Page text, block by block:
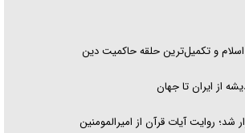
و تکمیل‌ترین حلقه حاکمیت دین
از ایران تا جهان
شد؛ روایت آیات قرآن از امیرالمومنین